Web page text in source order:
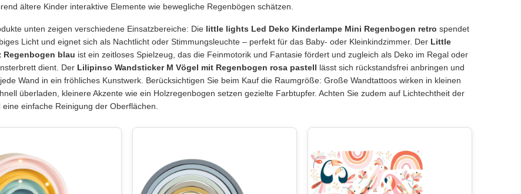
ältere Kinder interaktive Elemente wie bewegliche Regenbögen schätzen.
unten zeigen verschiedene Einsatzbereiche: Die little lights Led Deko Kinderlampe Mini Regenbogen retro spendet
Licht und eignet sich als Nachtlicht oder Stimmungsleuchte – perfekt für das Baby- oder Kleinkindzimmer. Der Little
Regenbogen blau ist ein zeitloses Spielzeug, das die Feinmotorik und Fantasie fördert und zugleich als Deko im Regal oder
dient. Der Lilipinso Wandsticker M Vögel mit Regenbogen rosa pastell lässt sich rückstandsfrei anbringen und
Wand in ein fröhliches Kunstwerk. Berücksichtigen Sie beim Kauf die Raumgröße: Große Wandtattoos wirken in kleinen
überladen, kleinere Akzente wie ein Holzregenbogen setzen gezielte Farbtupfer. Achten Sie zudem auf Lichtechtheit der
einfache Reinigung der Oberflächen.